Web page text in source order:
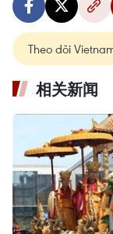
Theo dõi
相关新闻